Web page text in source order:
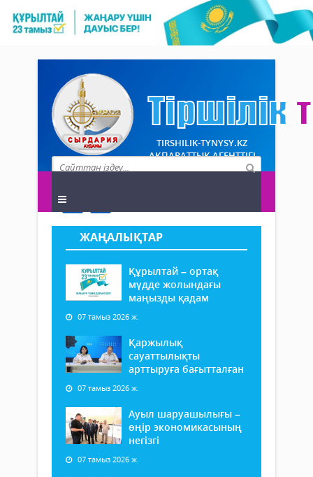
TIRSHILIK-TYNYSY.KZ
АҚПАРАТТЫҚ АГЕНТТІГІ
ЖАҢАЛЫҚТАР
Құрылтай – ортақ
мүдде жолындағы
маңызды қадам
07 тамыз 2026 ж.
Қаржылық
сауаттылықты
арттыруға бағытталған
07 тамыз 2026 ж.
Ауыл шаруашылығы –
өңір экономикасының
негізгі
07 тамыз 2026 ж.